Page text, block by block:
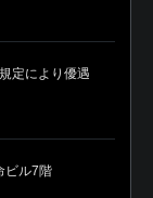
定により優遇
ビル7階